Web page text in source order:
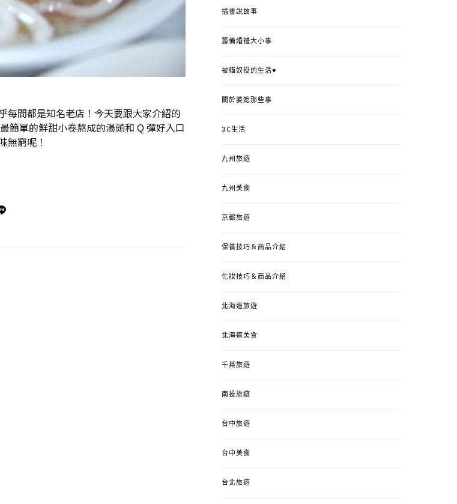
每間都是知名老店！今天要跟大家介紹的
簡單的鮮甜小卷熬成的湯頭和 Q 彈好入口
無窮呢！
插畫說故事
籌備婚禮大小事
被貓奴役的生活♥
關於婆媳那些事
3C生活
九州旅遊
九州美食
京都旅遊
保養技巧＆商品介紹
化妝技巧＆商品介紹
北海道旅遊
北海道美食
千葉旅遊
南投旅遊
台中旅遊
台中美食
台北旅遊